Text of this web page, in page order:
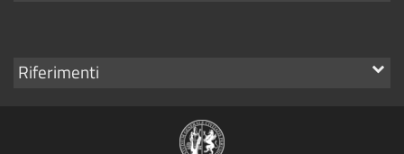
Mostra
Riferimenti